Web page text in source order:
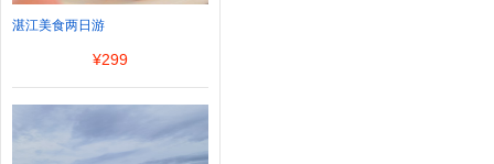
湛江美食两日游
¥299